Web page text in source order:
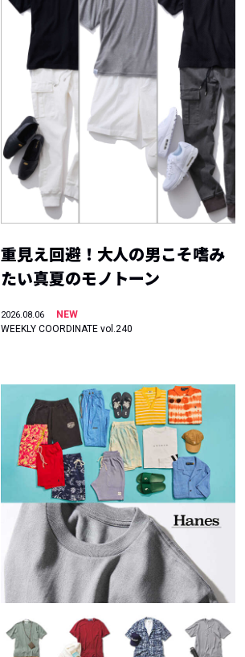
重見え回避！大人の男こそ嗜み
たい真夏のモノトーン
2026.08.06
NEW
WEEKLY COORDINATE vol.240